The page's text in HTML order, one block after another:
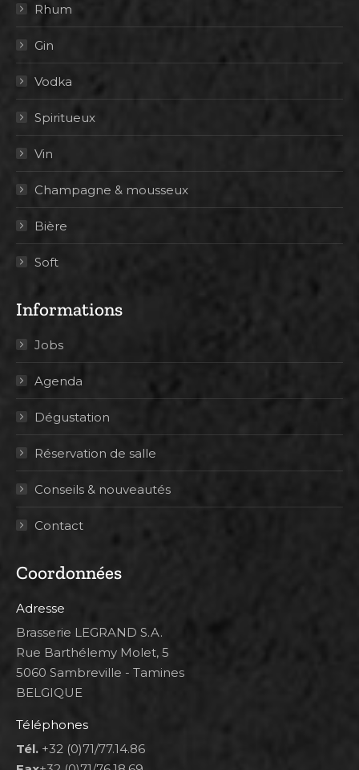
Rhum
Gin
Vodka
Spiritueux
Vin
Champagne & mousseux
Bière
Soft
Informations
Jobs
Agenda
Dégustation
Réservation de salle
Conseils & nouveautés
Contact
Coordonnées
Adresse
Brasserie LEGRAND S.A.
Rue Barthélemy Molet, 5
5060 Sambreville - Tamines
BELGIQUE
Téléphones
Tél. +32 (0)71/77.14.86